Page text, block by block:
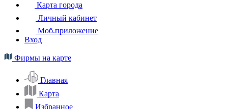
Карта города
Личный кабинет
Моб.приложение
Вход
Фирмы на карте
Главная
Карта
Избранное